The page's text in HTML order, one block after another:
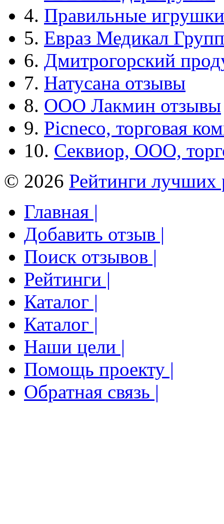
4. Правильные игрушки
5. Евраз Медикал Групп
6. Дмитрогорский
7. Натусана отзывы
8. ООО Лакмин отзывы
9. Picneco, торговая
10. Секвиор, ООО,
© 2026 Рейтинги лучших
Главная |
Добавить отзыв |
Поиск отзывов |
Рейтинги |
Каталог |
Каталог |
Наши цели |
Помощь проекту |
Обратная связь |